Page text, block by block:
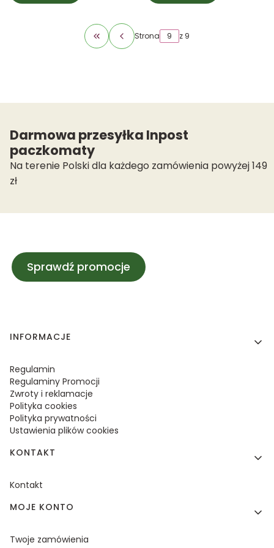
Wróć do pierwszej strony z produktami
Strona z 9
Darmowa przesyłka Inpost
paczkomaty
Na terenie Polski dla każdego zamówienia powyżej 149
zł
Sprawdź promocje
Linki w stopce
INFORMACJE
Regulamin
Regulaminy Promocji
Zwroty i reklamacje
Polityka cookies
Polityka prywatności
Ustawienia plików cookies
KONTAKT
Kontakt
MOJE KONTO
Twoje zamówienia